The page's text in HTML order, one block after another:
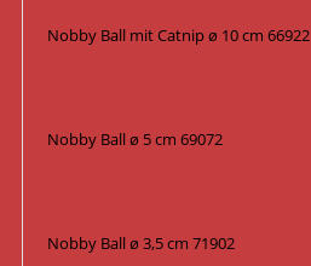
Nobby Ball mit Catnip ø 10 cm 66922
Nobby Ball ø 5 cm 69072
Nobby Ball ø 3,5 cm 71902